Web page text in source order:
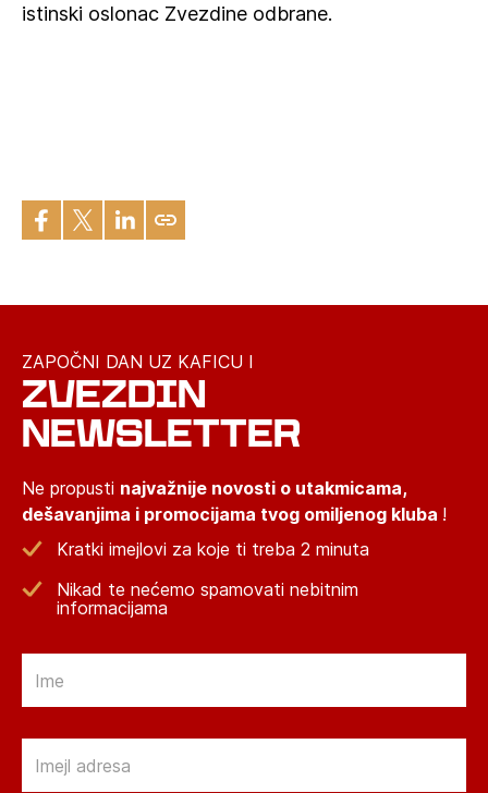
istinski oslonac Zvezdine odbrane.
ZAPOČNI DAN UZ KAFICU I
ZVEZDIN
NEWSLETTER
Ne propusti najvažnije novosti o utakmicama,
dešavanjima i promocijama tvog omiljenog kluba !
Kratki imejlovi za koje ti treba 2 minuta
Nikad te nećemo spamovati nebitnim
informacijama